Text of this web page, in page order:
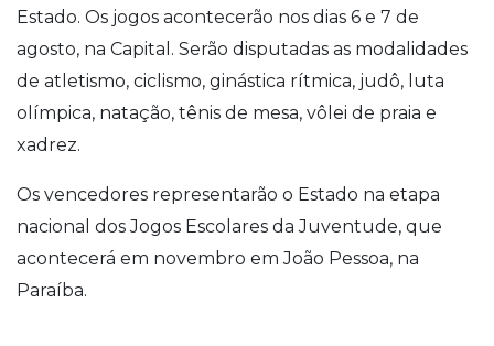
Estado. Os jogos acontecerão nos dias 6 e 7 de
agosto, na Capital. Serão disputadas as modalidades
de atletismo, ciclismo, ginástica rítmica, judô, luta
olímpica, natação, tênis de mesa, vôlei de praia e
xadrez.
Os vencedores representarão o Estado na etapa
nacional dos Jogos Escolares da Juventude, que
acontecerá em novembro em João Pessoa, na
Paraíba.